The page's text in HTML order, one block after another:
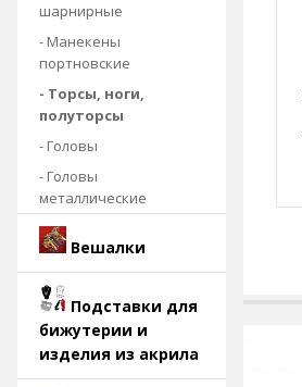
шарнирные
- Манекены
портновские
- Торсы, ноги,
полуторсы
- Головы
- Головы
металлические
Вешалки
Подставки для
бижутерии и
изделия из акрила